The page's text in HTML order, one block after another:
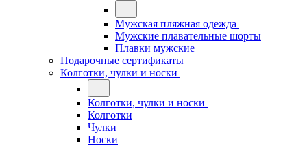
Мужская пляжная одежда
Мужские плавательные шорты
Плавки мужские
Подарочные сертификаты
Колготки, чулки и носки
Колготки, чулки и носки
Колготки
Чулки
Носки